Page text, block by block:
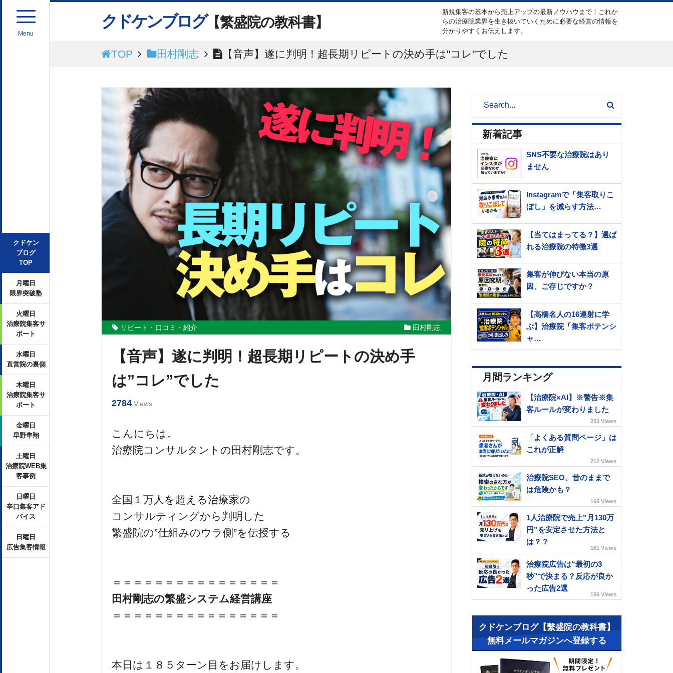
Menu
クドケン
ブログ
TOP
月曜日
限界突破塾
火曜日
治療院集客サ
ポート
水曜日
直営院の裏側
木曜日
治療院集客サ
ポート
金曜日
早野隼翔
土曜日
治療院WEB集
客事例
日曜日
辛口集客アド
バイス
日曜日
広告集客情報
クドケンブログ【繁盛院の教科書】
新規集客の基本から売上アップの最新ノウハウまで！これか
らの治療院業界を生き抜いていくために必要な経営の情報を
分かりやすくお伝えします。
TOP 田村剛志 【音声】遂に判明！超長期リピートの決め手は"コレ"でした
リピート・口コミ・紹介 田村剛志
【音声】遂に判明！超長期リピートの決め手
は”コレ”でした
2784 Views
こんにちは。
治療院コンサルタントの田村剛志です。
全国１万人を超える治療家の
コンサルティングから判明した
繁盛院の”仕組みのウラ側”を伝授する
＝＝＝＝＝＝＝＝＝＝＝＝＝＝＝＝
田村剛志の繁盛システム経営講座
＝＝＝＝＝＝＝＝＝＝＝＝＝＝＝＝
本日は１８５ターン目をお届けします。
新着記事
SNS不要な治療院はあり
ません
Instagramで「集客取りこ
ぼし」を減らす方法…
【当てはまってる？】選ば
れる治療院の特徴3選
集客が伸びない本当の原
因、ご存じですか？
【高橋名人の16連射に学
ぶ】治療院「集客ポテンシ
ャ…
月間ランキング
【治療院×AI】※警告※集
客ルールが変わりました
283 Views
「よくある質問ページ」は
これが正解
212 Views
治療院SEO、昔のままで
は危険かも？
165 Views
1人治療院で売上”月130万
円”を安定させた方法と
は？？
161 Views
治療院広告は“最初の3
秒”で決まる？反応が良か
った広告2選
156 Views
クドケンブログ【繫盛院の教科書】
無料メールマガジンへ登録する